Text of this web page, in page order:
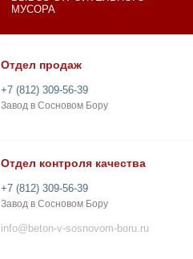
МУСОРА
Отдел продаж
+7 (812) 309-56-39
Завод в Сосновом Бору
Отдел контроля качества
+7 (812) 309-56-39
Завод в Сосновом Бору
info@beton-v-sosnovom-boru.ru